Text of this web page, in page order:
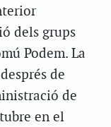
dels grups
Podem. La
de
de
en el